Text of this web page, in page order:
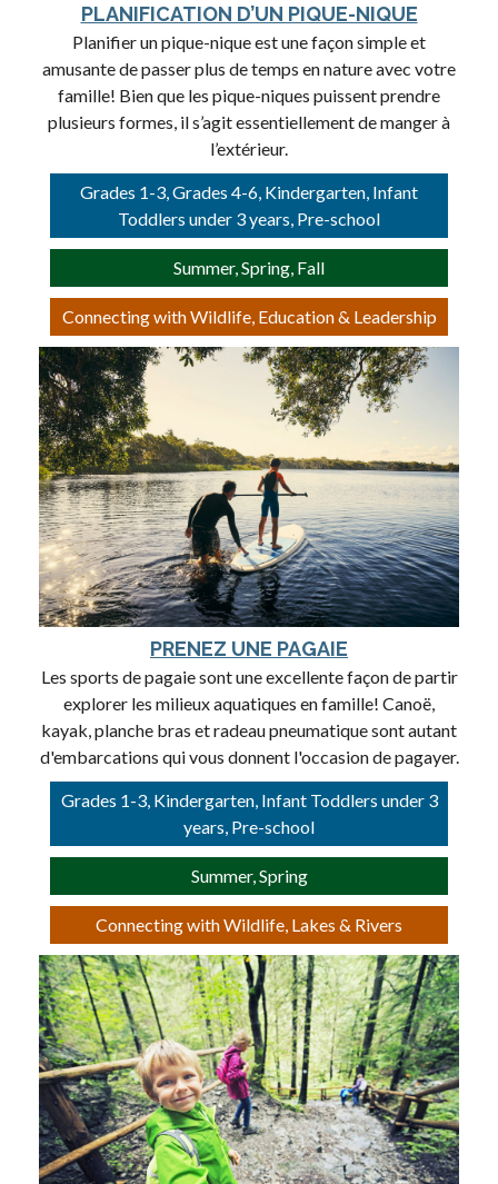
PLANIFICATION D’UN PIQUE-NIQUE
Planifier un pique-nique est une façon simple et
amusante de passer plus de temps en nature avec votre
famille! Bien que les pique-niques puissent prendre
plusieurs formes, il s’agit essentiellement de manger à
l’extérieur.
Grades 1-3, Grades 4-6, Kindergarten, Infant
Toddlers under 3 years, Pre-school
Summer, Spring, Fall
Connecting with Wildlife, Education & Leadership
PRENEZ UNE PAGAIE
Les sports de pagaie sont une excellente façon de partir
explorer les milieux aquatiques en famille! Canoë,
kayak, planche bras et radeau pneumatique sont autant
d'embarcations qui vous donnent l'occasion de pagayer.
Grades 1-3, Kindergarten, Infant Toddlers under 3
years, Pre-school
Summer, Spring
Connecting with Wildlife, Lakes & Rivers